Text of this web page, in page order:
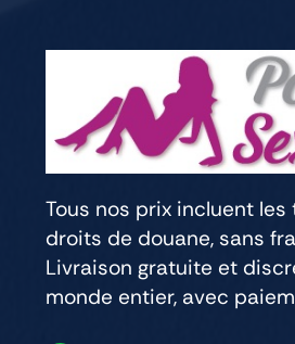
Tous nos prix incluent les
droits de douane, sans
Livraison gratuite et
monde entier, avec